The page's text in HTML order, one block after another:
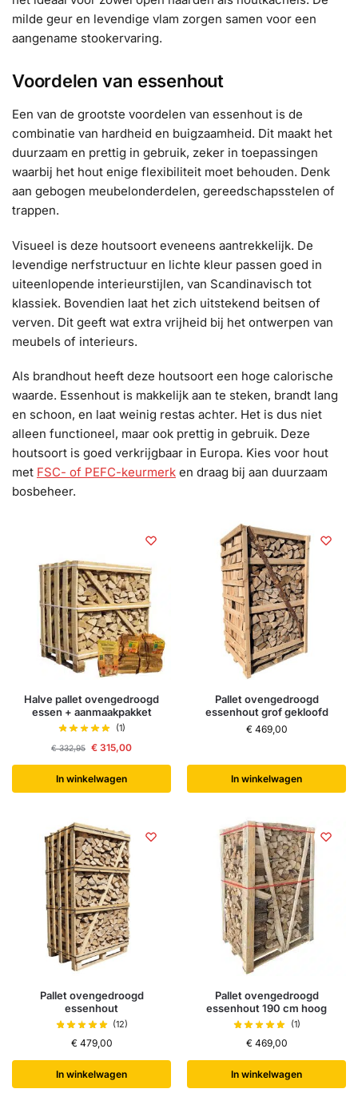
milde geur en levendige vlam zorgen samen voor een
aangename stookervaring.
Voordelen van essenhout
Een van de grootste voordelen van essenhout is de
combinatie van hardheid en buigzaamheid. Dit maakt het
duurzaam en prettig in gebruik, zeker in toepassingen
waarbij het hout enige flexibiliteit moet behouden. Denk
aan gebogen meubelonderdelen, gereedschapsstelen of
trappen.
Visueel is deze houtsoort eveneens aantrekkelijk. De
levendige nerfstructuur en lichte kleur passen goed in
uiteenlopende interieurstijlen, van Scandinavisch tot
klassiek. Bovendien laat het zich uitstekend beitsen of
verven. Dit geeft wat extra vrijheid bij het ontwerpen van
meubels of interieurs.
Als brandhout heeft deze houtsoort een hoge calorische
waarde. Essenhout is makkelijk aan te steken, brandt lang
en schoon, en laat weinig restas achter. Het is dus niet
alleen functioneel, maar ook prettig in gebruik. Deze
houtsoort is goed verkrijgbaar in Europa. Kies voor hout
met FSC- of PEFC-keurmerk en draag bij aan duurzaam
bosbeheer.
Halve pallet ovengedroogd
essen + aanmaakpakket
(1)
€332,95 € 315,00
In winkelwagen
Pallet ovengedroogd
essenhout grof gekloofd
€469,00
In winkelwagen
Pallet ovengedroogd
essenhout
(12)
€479,00
In winkelwagen
Pallet ovengedroogd
essenhout 190 cm hoog
(1)
€469,00
In winkelwagen